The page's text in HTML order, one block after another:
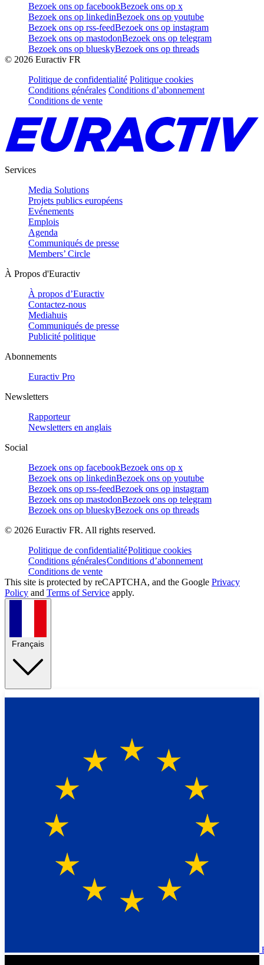
Bezoek ons op facebookBezoek ons op x
Bezoek ons op linkedinBezoek ons op youtube
Bezoek ons op rss-feedBezoek ons op instagram
Bezoek ons op mastodonBezoek ons op telegram
Bezoek ons op blueskyBezoek ons op threads
© 2026 Euractiv FR
Politique de confidentialité Politique cookies
Conditions générales Conditions d’abonnement
Conditions de vente
Services
Media Solutions
Projets publics européens
Evénements
Emplois
Agenda
Communiqués de presse
Members’ Circle
À Propos d'Euractiv
À propos d’Euractiv
Contactez-nous
Mediahuis
Communiqués de presse
Publicité politique
Abonnements
Euractiv Pro
Newsletters
Rapporteur
Newsletters en anglais
Social
Bezoek ons op facebookBezoek ons op x
Bezoek ons op linkedinBezoek ons op youtube
Bezoek ons op rss-feedBezoek ons op instagram
Bezoek ons op mastodonBezoek ons op telegram
Bezoek ons op blueskyBezoek ons op threads
© 2026 Euractiv FR. All rights reserved.
Politique de confidentialitéPolitique cookies
Conditions généralesConditions d’abonnement
Conditions de vente
This site is protected by reCAPTCHA, and the Google Privacy
Policy and Terms of Service apply.
Français